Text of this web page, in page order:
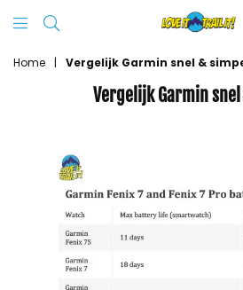
It
Trail
Home | Vergelijk Garmin snel &
Vergelijk Garmin snel